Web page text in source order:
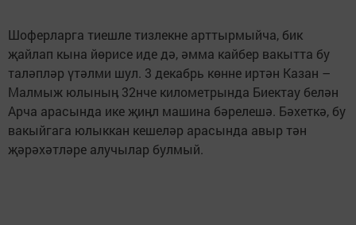
Шоферларга тиешле тизлекне арттырмыйча, бик
җайлап кына йөрисе иде дә, әмма кайбер вакытта бу
таләпләр үтәлми шул. 3 декабрь көнне иртән Казан –
Малмыж юлыныӊ 32нче километрында Биектау белән
Арча арасында ике җиӊл машина бәрелешә. Бәхеткә, бу
вакыйгага юлыккан кешеләр арасында авыр тән
җәрәхәтләре алучылар булмый.